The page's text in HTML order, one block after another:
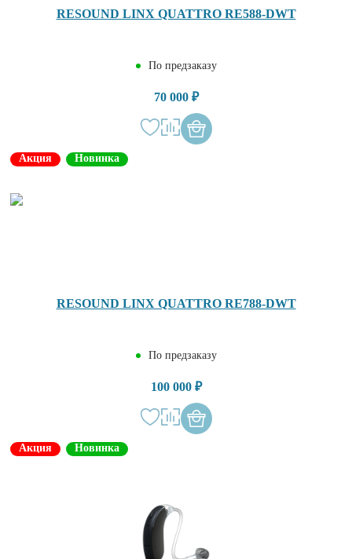
RESOUND LINX QUATTRO RE588-DWT
По предзаказу
70 000 ₽
Акция Новинка
RESOUND LINX QUATTRO RE788-DWT
По предзаказу
100 000 ₽
Акция Новинка